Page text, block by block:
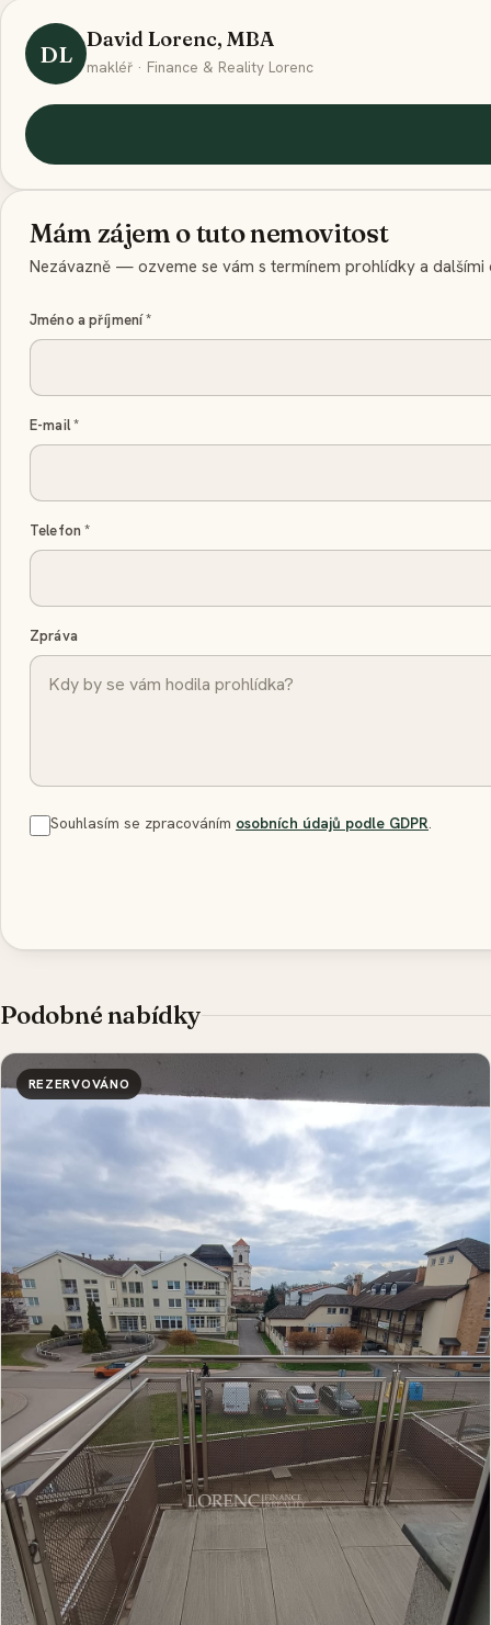
DL
David Lorenc, MBA
makléř · Finance & Reality Lorenc
Mám zájem o tuto nemovitost
Nezávazně — ozveme se vám s termínem prohlídky a dalšími
Jméno a příjmení*
E-mail*
Telefon *
Zpráva
Souhlasím se zpracováním osobních údajů podle GDPR.
Podobné nabídky
REZERVOVÁNO